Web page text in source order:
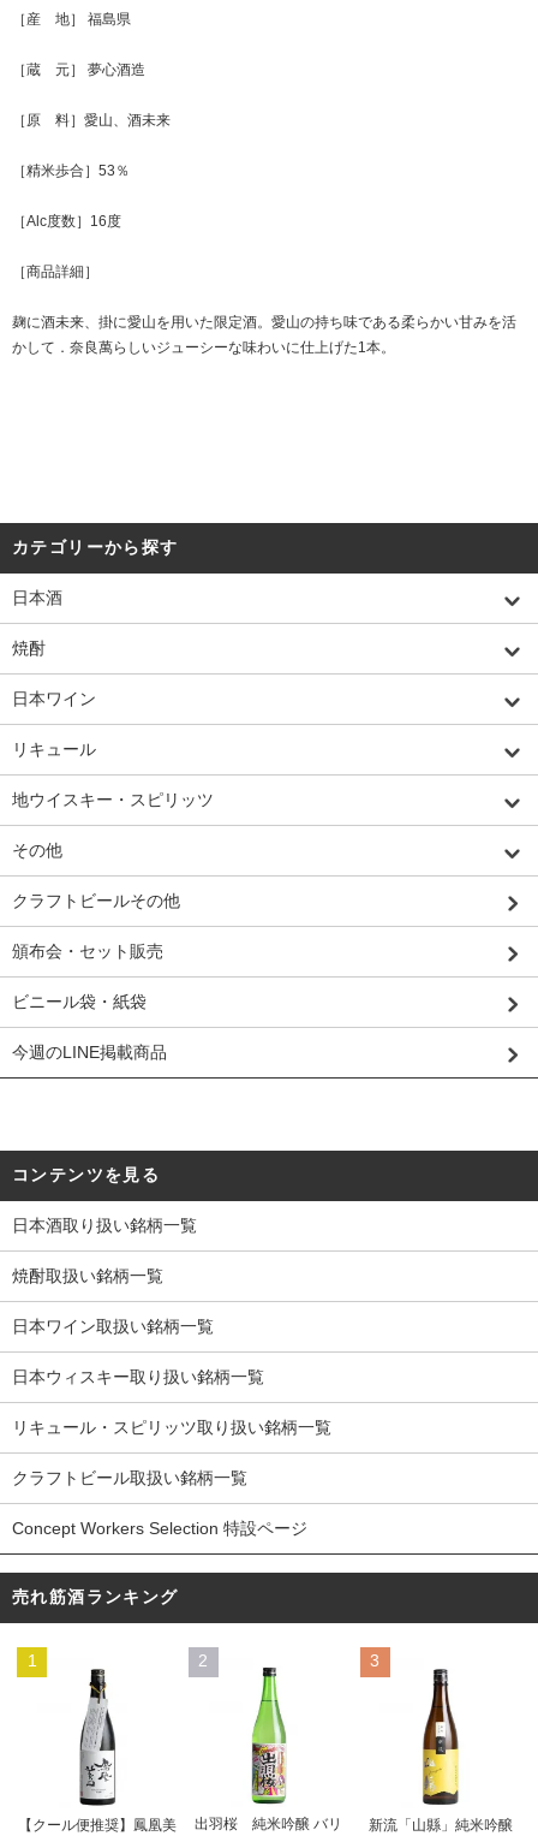
［産 地］ 福島県
［蔵 元］ 夢心酒造
［原 料］愛山、酒未来
［精米歩合］53％
［Alc度数］16度
［商品詳細］
麹に酒未来、掛に愛山を用いた限定酒。愛山の持ち味である柔らかい甘みを活
かして．奈良萬らしいジューシーな味わいに仕上げた1本。
カテゴリーから探す
日本酒
焼酎
日本ワイン
リキュール
地ウイスキー・スピリッツ
その他
クラフトビールその他
頒布会・セット販売
ビニール袋・紙袋
今週のLINE掲載商品
コンテンツを見る
日本酒取り扱い銘柄一覧
焼酎取扱い銘柄一覧
日本ワイン取扱い銘柄一覧
日本ウィスキー取り扱い銘柄一覧
リキュール・スピリッツ取り扱い銘柄一覧
クラフトビール取扱い銘柄一覧
Concept Workers Selection 特設ページ
売れ筋酒ランキング
1
【クール便推奨】鳳凰美
2
出羽桜 純米吟醸 バリ
3
新流「山縣」純米吟醸